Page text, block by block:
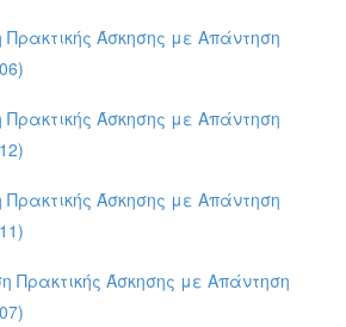
Άσκησης με Απάντηση
Άσκησης με Απάντηση
Άσκησης με Απάντηση
Πρακτικής Άσκησης με Απάντηση